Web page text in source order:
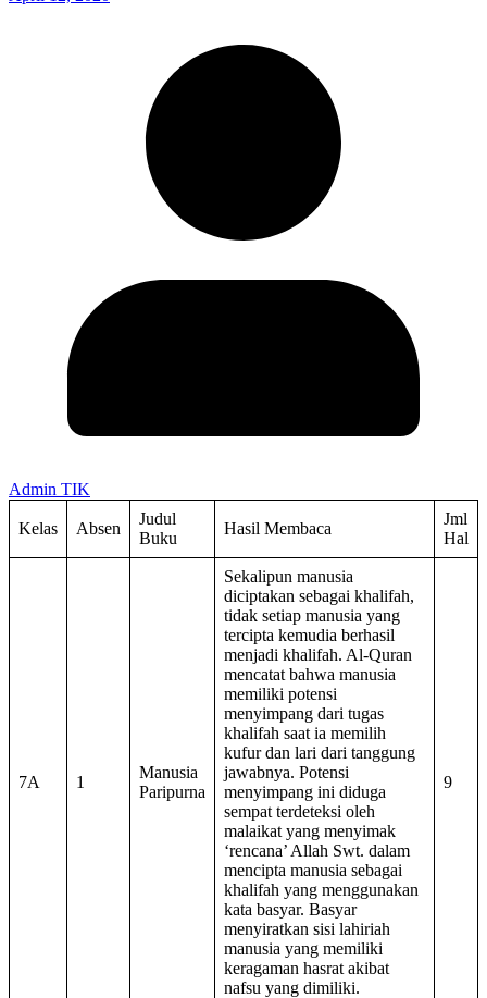
Admin TIK
Kelas Absen
Judul
Buku
Hasil Membaca
Jml
Hal
7A 1
Manusia
Paripurna
Sekalipun manusia
diciptakan sebagai khalifah,
tidak setiap manusia yang
tercipta kemudia berhasil
menjadi khalifah. Al-Quran
mencatat bahwa manusia
memiliki potensi
menyimpang dari tugas
khalifah saat ia memilih
kufur dan lari dari tanggung
jawabnya. Potensi
menyimpang ini diduga
sempat terdeteksi oleh
malaikat yang menyimak
‘rencana’ Allah Swt. dalam
mencipta manusia sebagai
khalifah yang menggunakan
kata basyar. Basyar
menyiratkan sisi lahiriah
manusia yang memiliki
keragaman hasrat akibat
nafsu yang dimiliki.
9